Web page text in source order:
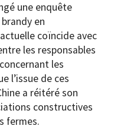
une enquête
en
coïncide avec
les responsables
les
l’issue de ces
a réitéré son
constructives
fermes.